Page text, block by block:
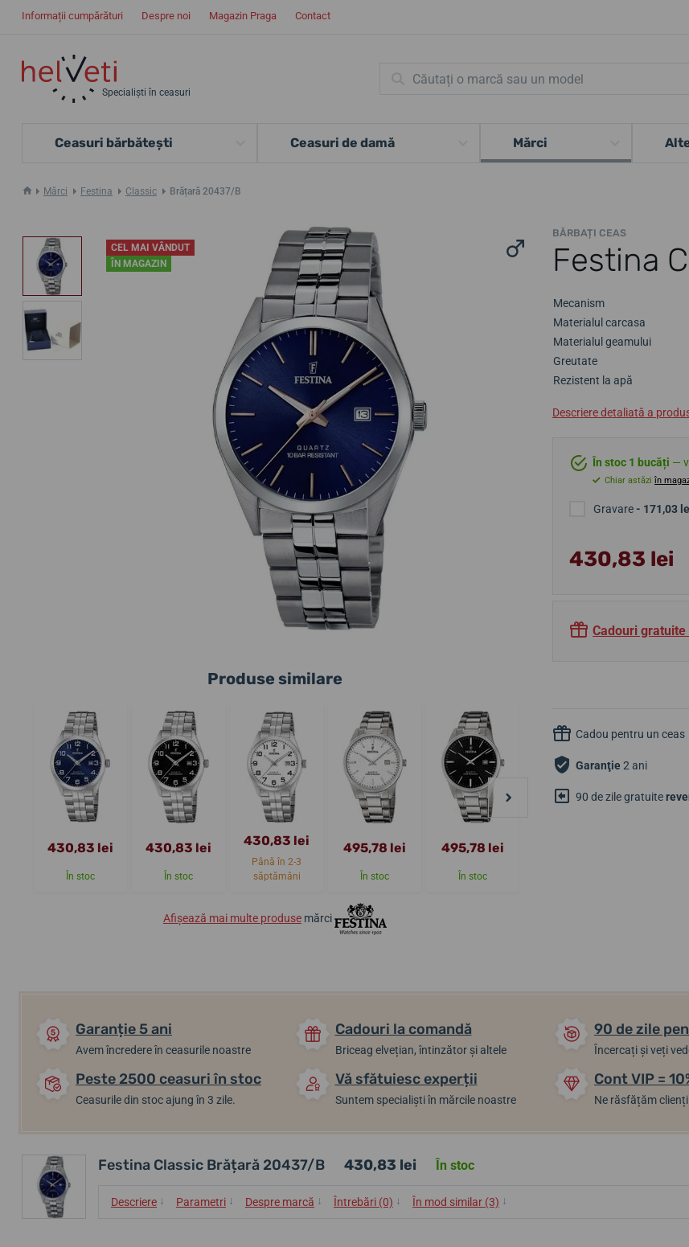
Informații cumpărături Despre noi Magazin Praga Contact
Specialiști în ceasuri
Ceasuri bărbătești Ceasuri de damă Mărci
Mărci Festina Classic Brățară 20437/B
BĂRBAȚI CEAS
Festina
CEL MAI VÂNDUT
ÎN MAGAZIN
Mecanism
Materialul carcasa
Materialul geamului
Greutate
Rezistent la apă
Descriere detaliată a
În stoc 1 bucăți —
Chiar astăzi în
Gravare- 171,03
430,83 lei
Cadouri gratuite
Cadou pentru un ceas
Garanţie2 ani
90 de zile gratuite
Produse similare
430,83 lei
În stoc
430,83 lei
În stoc
430,83 lei
Până în 2-3
săptămâni
495,78 lei
În stoc
495,78 lei
În stoc
Afișează mai multe produse mărci
Garanție 5 ani
Avem încredere în ceasurile noastre
Cadouri la comandă
Briceag elvețian, întinzător și altele
90 de zile
Încercați și veți
Peste 2500 ceasuri în stoc
Ceasurile din stoc ajung în 3 zile.
Vă sfătuiesc experții
Suntem specialiști în mărcile noastre
Cont VIP =
Ne răsfățăm
Festina Classic Brățară 20437/B 430,83 lei În stoc
Descriere ↓ Parametri ↓ Despre marcă ↓ Întrebări (0) ↓ În mod similar (3) ↓